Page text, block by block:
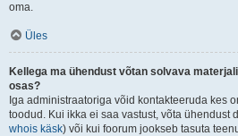
oma.
Üles
Kellega ma ühendust võtan solvava
osas?
Iga administraatoriga võid kontakteeruda kes
toodud. Kui ikka ei saa vastust, võta ühendust
whois käsk) või kui foorum jookseb tasuta